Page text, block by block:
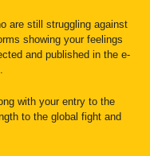
are still struggling against
showing your feelings
and published in the e-
with your entry to the
to the global fight and